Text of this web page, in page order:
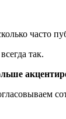
часто
так.